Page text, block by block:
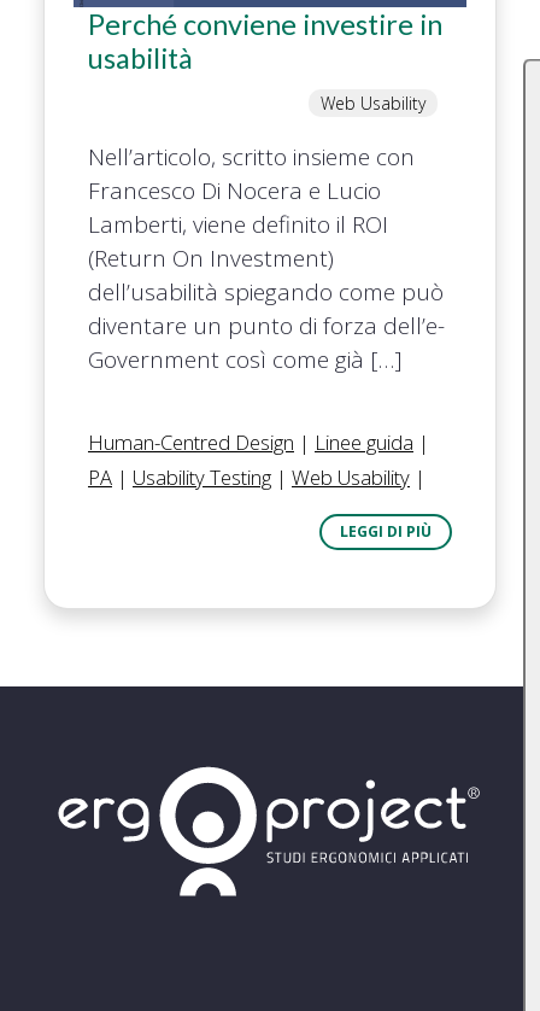
Perché conviene investire in
usabilità
Web Usability
Nell’articolo, scritto insieme con
Francesco Di Nocera e Lucio
Lamberti, viene definito il ROI
(Return On Investment)
dell’usabilità spiegando come può
diventare un punto di forza dell’e-
Government così come già […]
Human-Centred Design | Linee guida |
PA | Usability Testing | Web Usability |
LEGGI DI PIÙ